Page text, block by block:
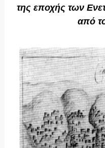
της εποχής των
από